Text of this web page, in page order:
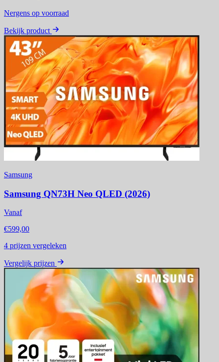
Nergens op voorraad
Bekijk product
Samsung
Samsung QN73H Neo QLED (2026)
Vanaf
€599,00
4 prijzen vergeleken
Vergelijk prijzen